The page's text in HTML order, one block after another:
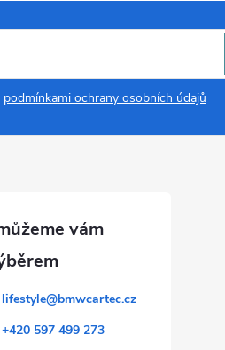
podmínkami ochrany osobních údajů
lifestyle@bmwcartec.cz
+420 597 499 273